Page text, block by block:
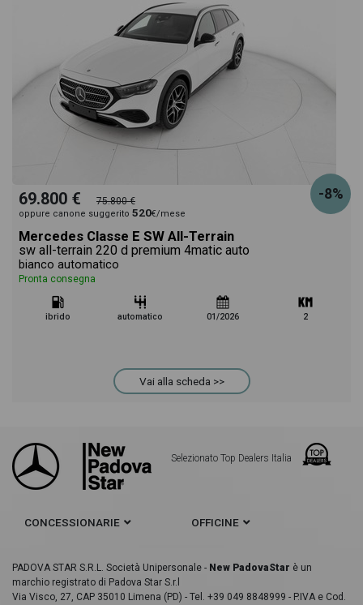
-8%
69.800 € 75.800 €
oppure canone suggerito 520€/mese
Mercedes Classe E SW All-Terrain
sw all-terrain 220 d premium 4matic auto
bianco automatico
Pronta consegna
ibrido automatico 01/2026 2
Vai alla scheda >>
Selezionato Top Dealers Italia
CONCESSIONARIE OFFICINE
PADOVA STAR S.R.L. Società Unipersonale - New PadovaStar è un
marchio registrato di Padova Star S.r.l
Via Visco, 27, CAP 35010 Limena (PD) - Tel. +39 049 8848999 - P.IVA e Cod.